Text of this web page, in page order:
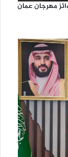
مهرجان عمان